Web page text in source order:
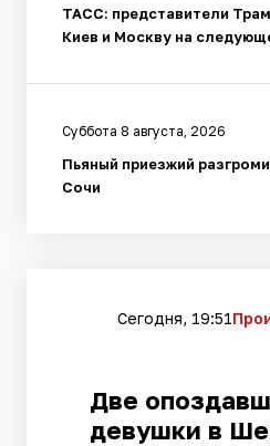
ТАСС: представители
Киев и Москву на
Суббота 8 августа, 2026
Пьяный приезжий
Сочи
Сегодня, 19:51
Две
девушки в